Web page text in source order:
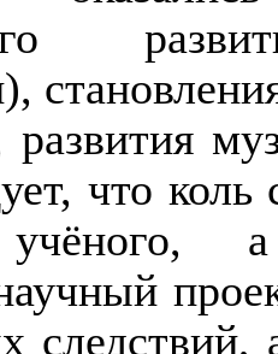
развития
что коль